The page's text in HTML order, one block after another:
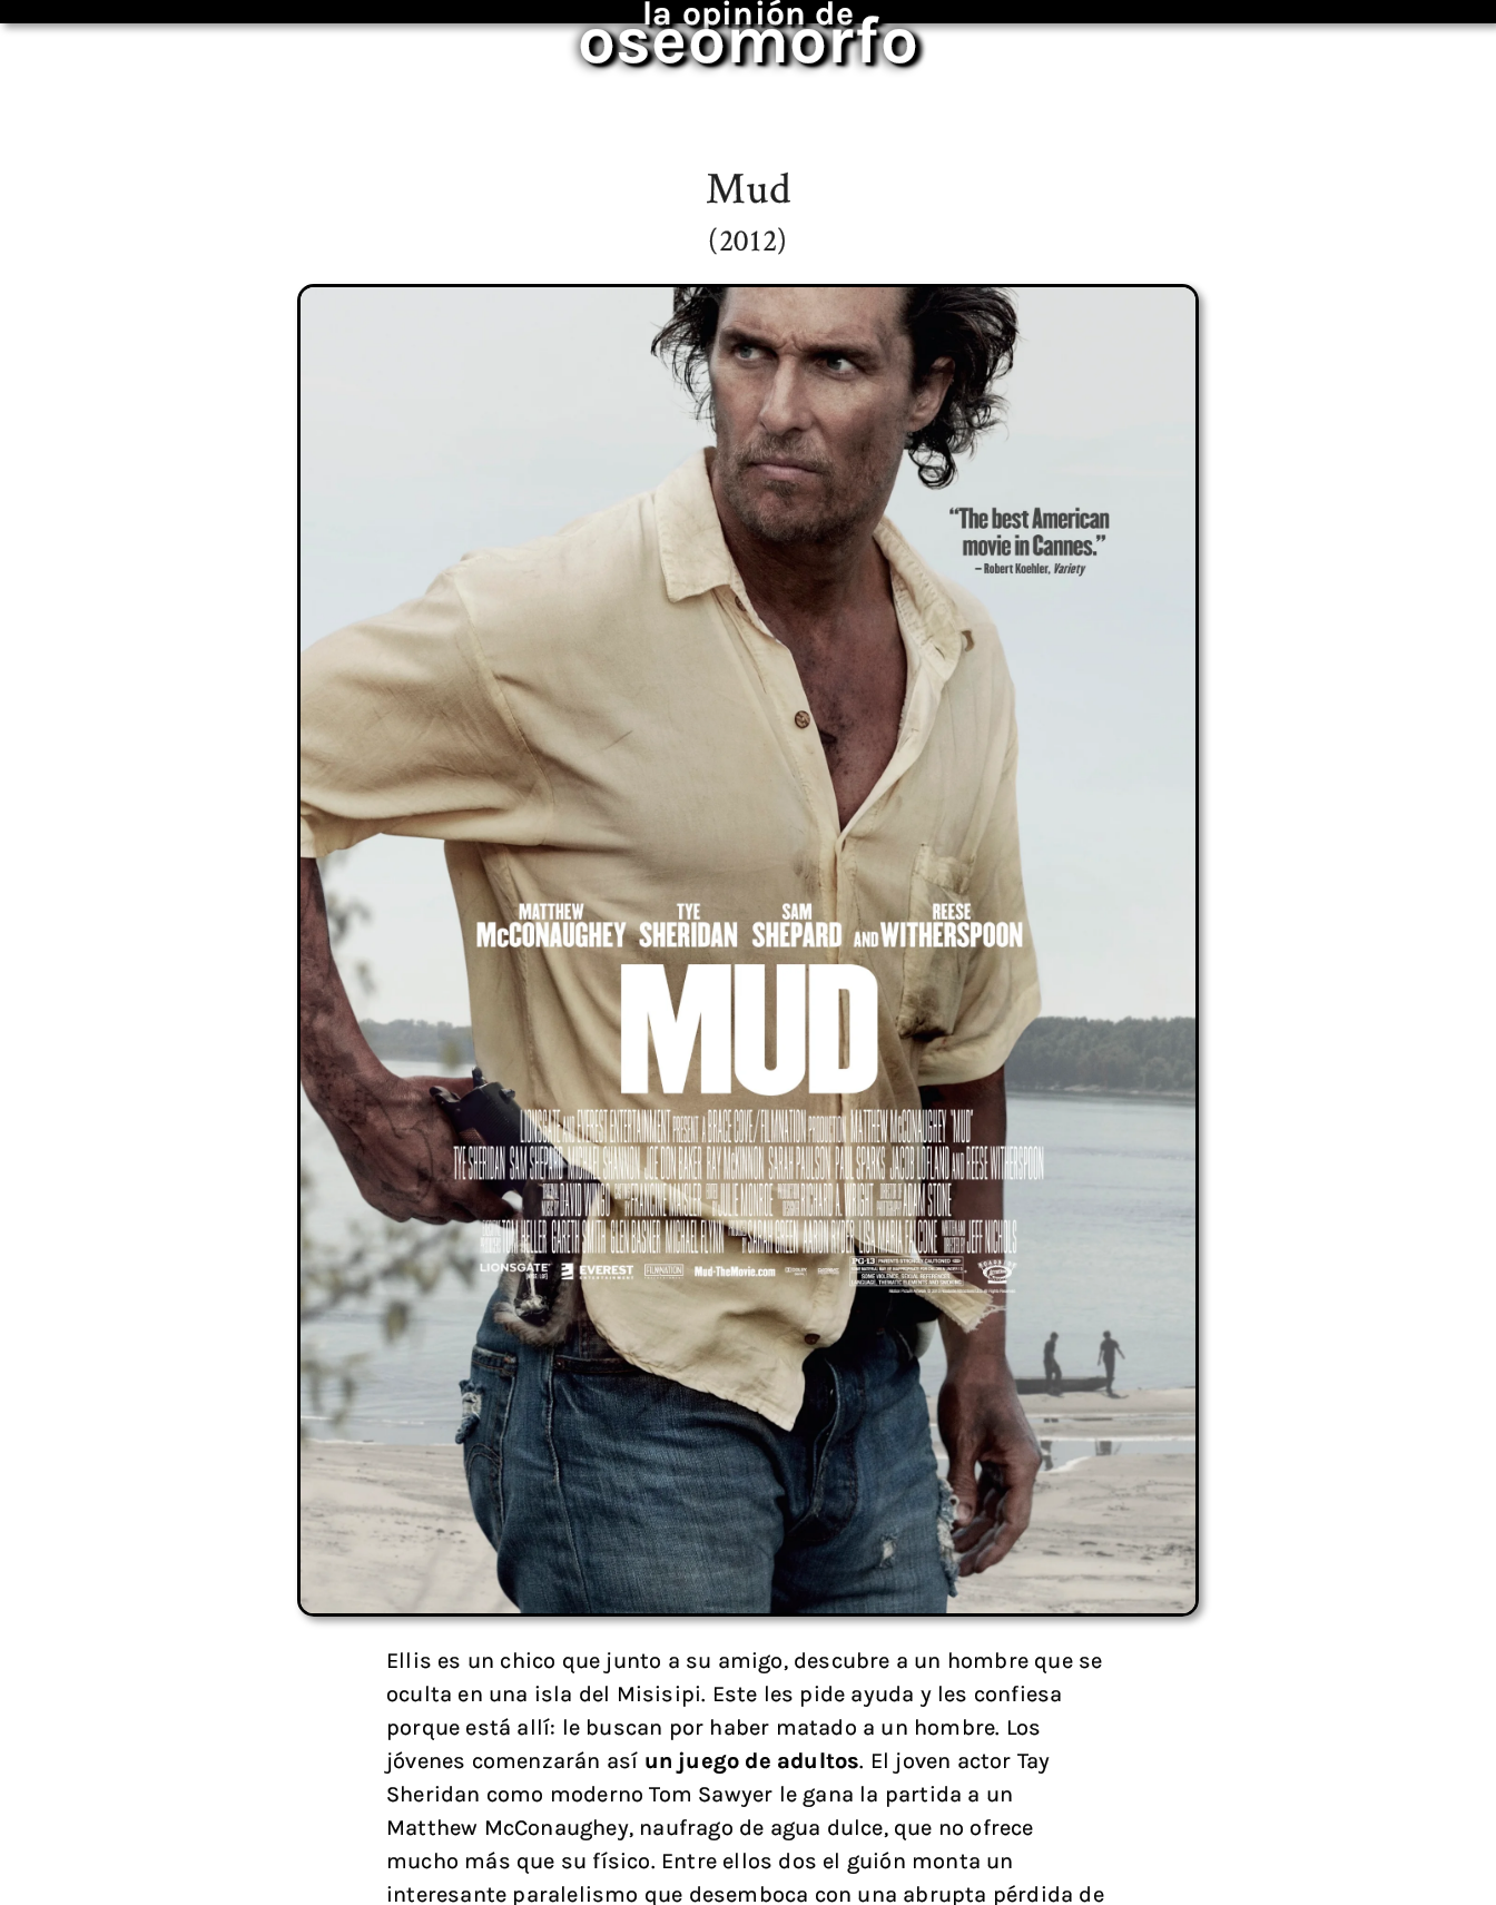
la opinión de
oseomorfo
Mud
(2012)
Ellis es un chico que junto a su amigo, descubre a un hombre que se
oculta en una isla del Misisipi. Este les pide ayuda y les confiesa
porque está allí: le buscan por haber matado a un hombre. Los
jóvenes comenzarán así un juego de adultos. El joven actor Tay
Sheridan como moderno Tom Sawyer le gana la partida a un
Matthew McConaughey, naufrago de agua dulce, que no ofrece
mucho más que su físico. Entre ellos dos el guión monta un
interesante paralelismo que desemboca con una abrupta pérdida de